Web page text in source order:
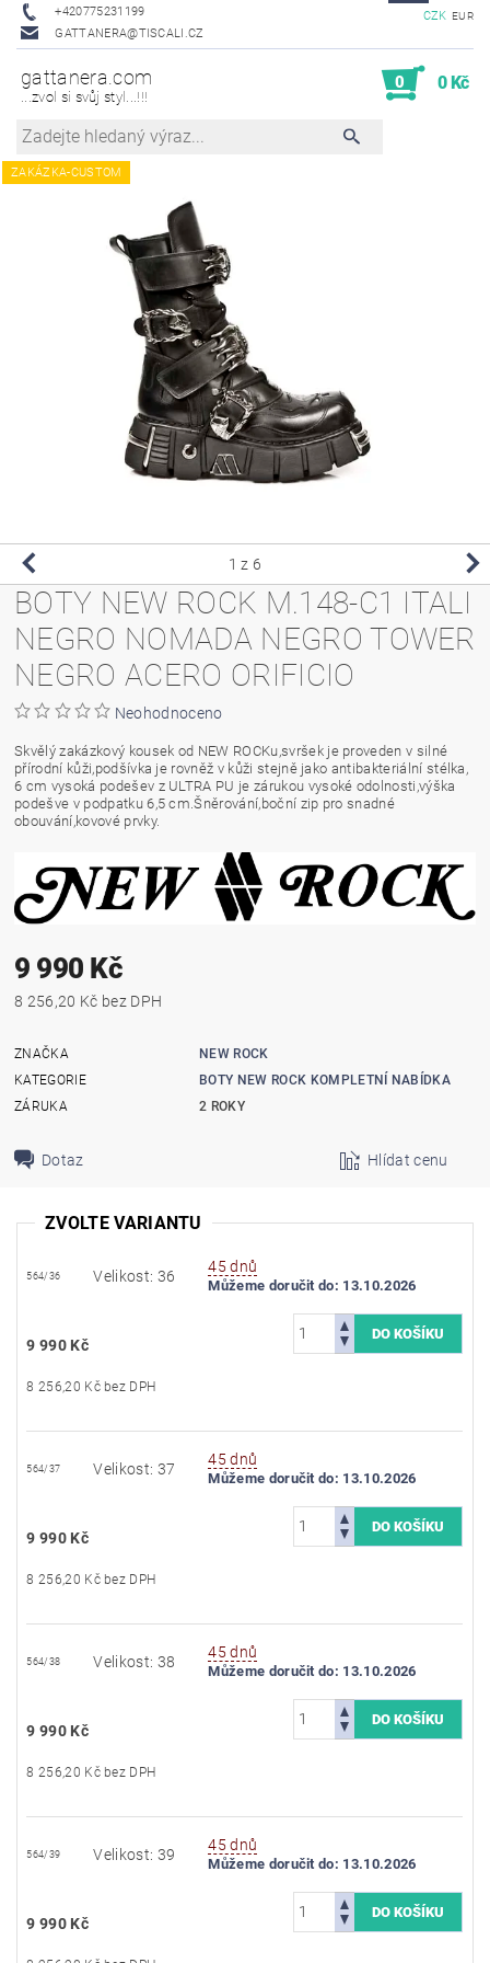
+420775231199
GATTANERA@TISCALI.CZ
CZK EUR
gattanera.com
...zvol si svůj styl...!!!
0 0 Kč
ZAKÁZKA-CUSTOM
1 z 6
BOTY NEW ROCK M.148-C1 ITALI
NEGRO NOMADA NEGRO TOWER
NEGRO ACERO ORIFICIO
Neohodnoceno
Skvělý zakázkový kousek od NEW ROCKu,svršek je proveden v silné
přírodní kůži,podšívka je rovněž v kůži stejně jako antibakteriální stélka,
6 cm vysoká podešev z ULTRA PU je zárukou vysoké odolnosti,výška
podešve v podpatku 6,5 cm.Šněrování,boční zip pro snadné
obouvání,kovové prvky.
9 990 Kč
8 256,20 Kč bez DPH
ZNAČKA
NEW ROCK
KATEGORIE
BOTY NEW ROCK KOMPLETNÍ NABÍDKA
ZÁRUKA
2 ROKY
Dotaz Hlídat cenu
ZVOLTE VARIANTU
564/36 Velikost: 36
45 dnů
Můžeme doručit do: 13.10.2026
9 990 Kč
8 256,20 Kč bez DPH
564/37 Velikost: 37
45 dnů
Můžeme doručit do: 13.10.2026
9 990 Kč
8 256,20 Kč bez DPH
564/38 Velikost: 38
45 dnů
Můžeme doručit do: 13.10.2026
9 990 Kč
8 256,20 Kč bez DPH
564/39 Velikost: 39
45 dnů
Můžeme doručit do: 13.10.2026
9 990 Kč